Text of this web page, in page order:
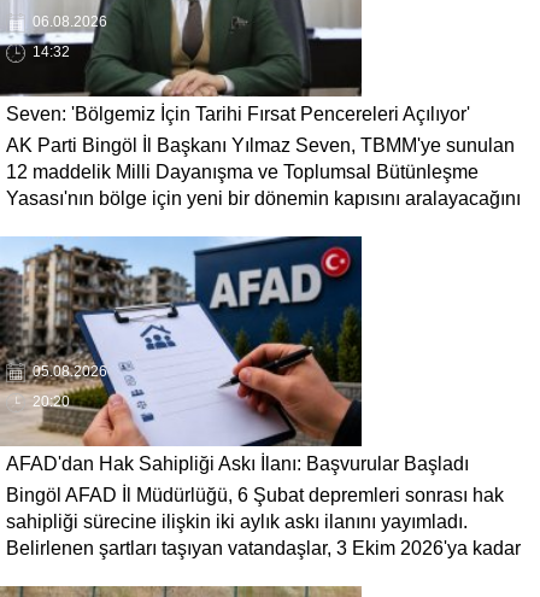
06.08.2026
14:32
Seven: 'Bölgemiz İçin Tarihi Fırsat Pencereleri Açılıyor'
AK Parti Bingöl İl Başkanı Yılmaz Seven, TBMM'ye sunulan
12 maddelik Milli Dayanışma ve Toplumsal Bütünleşme
Yasası'nın bölge için yeni bir dönemin kapısını aralayacağını
ardından bölgemizin üretim, yatırım ve istihdam potansiyelinin
yeniden canlanacağına inanıyoruz' dedi.
05.08.2026
20:20
AFAD'dan Hak Sahipliği Askı İlanı: Başvurular Başladı
Bingöl AFAD İl Müdürlüğü, 6 Şubat depremleri sonrası hak
sahipliği sürecine ilişkin iki aylık askı ilanını yayımladı.
Belirlenen şartları taşıyan vatandaşlar, 3 Ekim 2026'ya kadar